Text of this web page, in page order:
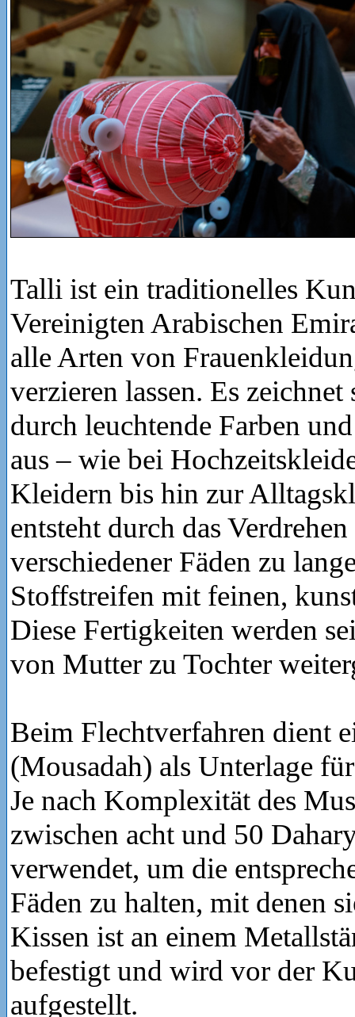
Talli ist ein traditionelles
Vereinigten Arabischen
alle Arten von
verzieren lassen. Es zeichnet
durch leuchtende Farben
aus – wie bei
Kleidern bis hin zur
entsteht durch das
verschiedener Fäden zu
Stoffstreifen mit feinen,
Diese Fertigkeiten werden
von Mutter zu Tochter
Beim Flechtverfahren dient
(Mousadah) als Unterlage
Je nach Komplexität des
zwischen acht und 50
verwendet, um die
Fäden zu halten, mit denen
Kissen ist an einem
befestigt und wird vor der
aufgestellt.